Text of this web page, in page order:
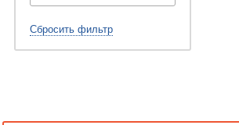
Сбросить фильтр